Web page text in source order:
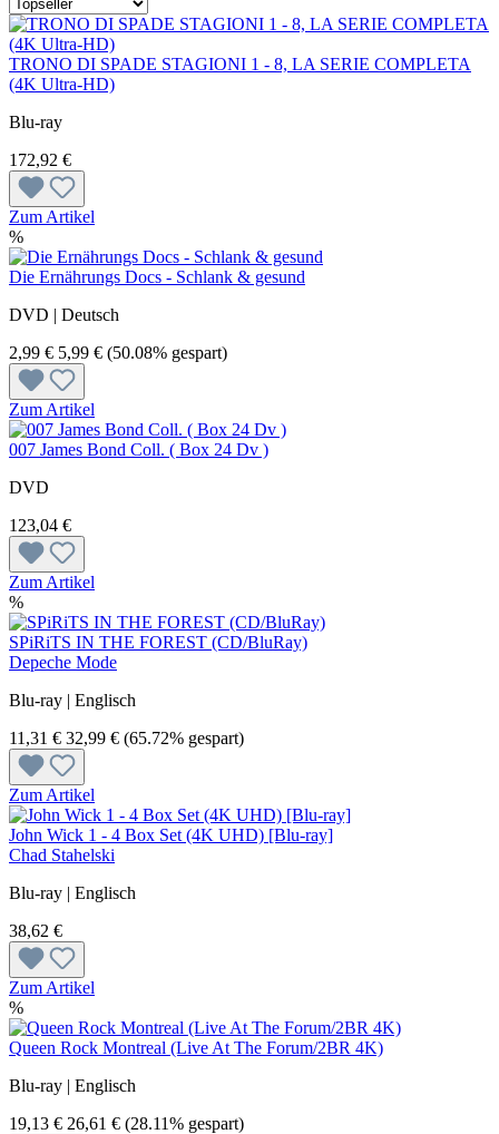
TRONO DI SPADE STAGIONI 1 - 8, LA SERIE COMPLETA
(4K Ultra-HD)
Blu-ray
172,92 €
Zum Artikel
%
Die Ernährungs Docs - Schlank & gesund
DVD | Deutsch
2,99 € 5,99 € (50.08% gespart)
Zum Artikel
007 James Bond Coll. ( Box 24 Dv )
DVD
123,04 €
Zum Artikel
%
SPiRiTS IN THE FOREST (CD/BluRay)
Depeche Mode
Blu-ray | Englisch
11,31 € 32,99 € (65.72% gespart)
Zum Artikel
John Wick 1 - 4 Box Set (4K UHD) [Blu-ray]
Chad Stahelski
Blu-ray | Englisch
38,62 €
Zum Artikel
%
Queen Rock Montreal (Live At The Forum/2BR 4K)
Blu-ray | Englisch
19,13 € 26,61 € (28.11% gespart)